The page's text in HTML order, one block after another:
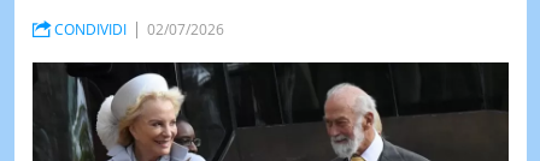
CONDIVIDI 02/07/2026